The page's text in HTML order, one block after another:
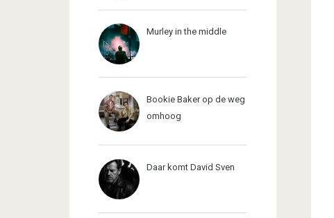
Murley in the middle
Bookie Baker op de weg
omhoog
Daar komt David Sven